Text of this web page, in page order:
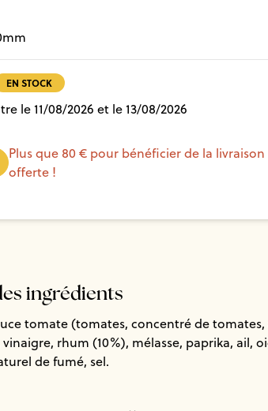
mm
EN STOCK
le 11/08/2026 et le 13/08/2026
Plus que 80 € pour bénéficier de la livraison
offerte !
ingrédients
tomate (tomates, concentré de tomates,
rhum (10%), mélasse, paprika, ail,
de fumé, sel.